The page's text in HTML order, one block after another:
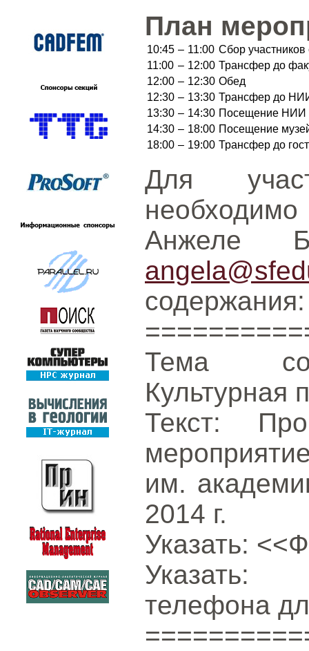
План
10:45 – 11:00 Сбор
11:00 – 12:00 Трансфер до
12:00 – 12:30 Обед
12:30 – 13:30 Трансфер до
13:30 – 14:30 Посещение НИИ
14:30 – 18:00 Посещение
18:00 – 19:00 Трансфер до
Для
Анжеле
содержания:
Тема
Культурная
Текст:
им.
2014 г.
Указать:
Указать:
телефона